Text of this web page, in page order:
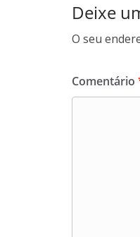
Deixe
O seu
Comentário